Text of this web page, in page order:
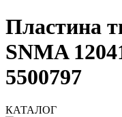
Пластина
SNMA
5500797
КАТАЛОГ